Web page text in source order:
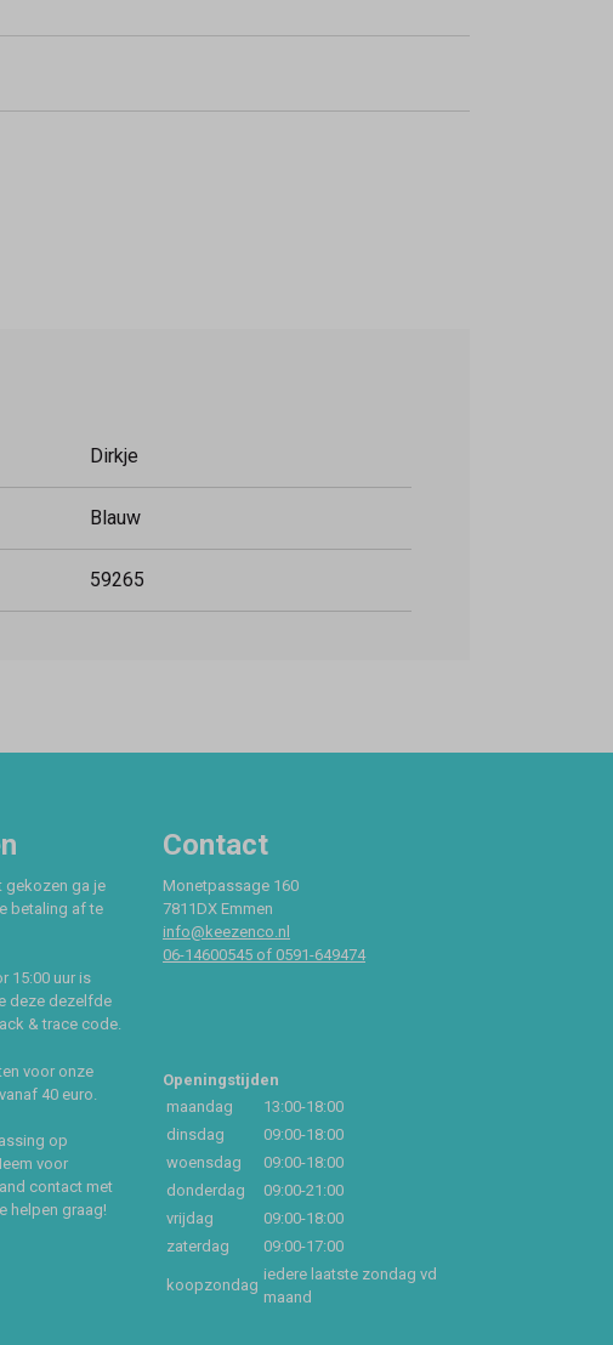
Dirkje
Blauw
59265
gekozen ga je
betaling af te
15:00 uur is
deze dezelfde
& trace code.
voor onze
40 euro.
op
voor
contact met
helpen graag!
Contact
Monetpassage 160
7811DX Emmen
info@keezenco.nl
06-14600545 of 0591-649474
Openingstijden
maandag
13:00-18:00
dinsdag
09:00-18:00
woensdag
09:00-18:00
donderdag
09:00-21:00
vrijdag
09:00-18:00
zaterdag
09:00-17:00
koopzondag
iedere laatste zondag vd
maand